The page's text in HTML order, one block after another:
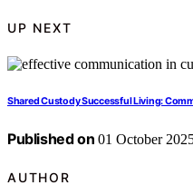
UP NEXT
Shared Custody Successful Living:
Published on 01 October
AUTHOR